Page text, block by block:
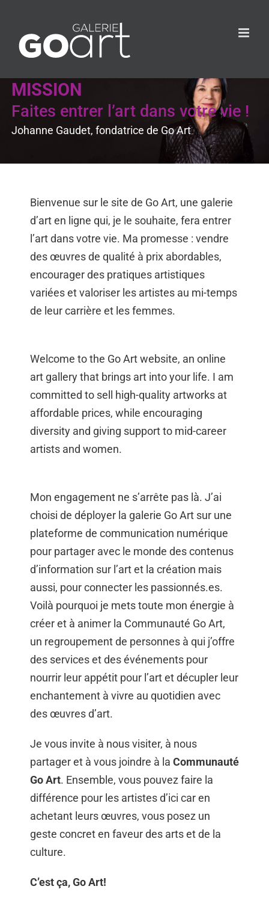
MISSION
Faites entrer l’art dans votre vie !
Johanne Gaudet, fondatrice de Go Art
Bienvenue sur le site de Go Art, une galerie
d’art en ligne qui, je le souhaite, fera entrer
l’art dans votre vie. Ma promesse : vendre
des œuvres de qualité à prix abordables,
encourager des pratiques artistiques
variées et valoriser les artistes au mi-temps
de leur carrière et les femmes.
Welcome to the Go Art website, an online
art gallery that brings art into your life. I am
committed to sell high-quality artworks at
affordable prices, while encouraging
diversity and giving support to mid-career
artists and women.
Mon engagement ne s’arrête pas là. J’ai
choisi de déployer la galerie Go Art sur une
plateforme de communication numérique
pour partager avec le monde des contenus
d’information sur l’art et la création mais
aussi, pour connecter les passionnés.es.
Voilà pourquoi je mets toute mon énergie à
créer et à animer la Communauté Go Art,
un regroupement de personnes à qui j’offre
des services et des événements pour
nourrir leur appétit pour l’art et décupler leur
enchantement à vivre au quotidien avec
des œuvres d’art.
Je vous invite à nous visiter, à nous
partager et à vous joindre à la Communauté
Go Art. Ensemble, vous pouvez faire la
différence pour les artistes d’ici car en
achetant leurs œuvres, vous posez un
geste concret en faveur des arts et de la
culture.
C’est ça, Go Art!